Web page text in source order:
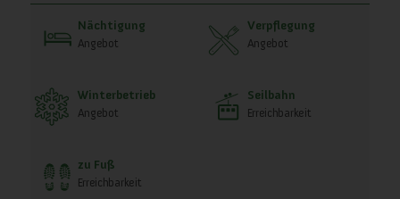
Nächtigung
Angebot
Verpflegung
Angebot
Winterbetrieb
Angebot
Seilbahn
Erreichbarkeit
zu Fuß
Erreichbarkeit